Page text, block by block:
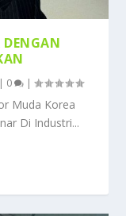
| 0 |
Muda Korea
Di Industri...